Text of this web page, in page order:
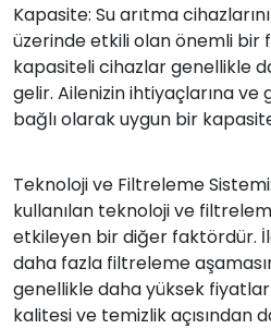
Kapasite: Su arıtma
üzerinde etkili olan önemli bir
kapasiteli cihazlar genellikle
gelir. Ailenizin ihtiyaçlarına ve
bağlı olarak uygun bir
Teknoloji ve Filtreleme
kullanılan teknoloji ve
etkileyen bir diğer faktördür.
daha fazla filtreleme
genellikle daha yüksek
kalitesi ve temizlik açısından